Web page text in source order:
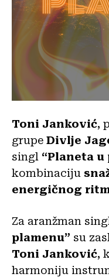
Toni Janković,
grupe Divlje
singl “Planeta u
kombinaciju
energičnog
Za aranžman
plamenu” su
Toni Janković,
harmoniju